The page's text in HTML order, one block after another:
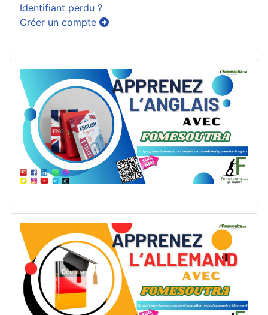
Identifiant perdu ?
Créer un compte